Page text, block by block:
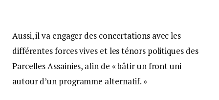
Aussi, il va engager des concertations avec les
différentes forces vives et les ténors politiques des
Parcelles Assainies, afin de « bâtir un front uni
autour d’un programme alternatif. »